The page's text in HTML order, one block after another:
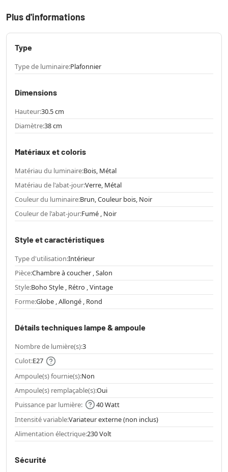
Plus d'informations
Type
Type de luminaire:Plafonnier
Dimensions
Hauteur:30.5 cm
Diamètre:38 cm
Matériaux et coloris
Matériau du luminaire:Bois, Métal
Matériau de l'abat-jour:Verre, Métal
Couleur du luminaire:Brun, Couleur bois, Noir
Couleur de l'abat-jour:Fumé , Noir
Style et caractéristiques
Type d'utilisation:Intérieur
Pièce:Chambre à coucher , Salon
Style:Boho Style , Rétro , Vintage
Forme:Globe , Allongé , Rond
Détails techniques lampe & ampoule
Nombre de lumière(s):3
Culot:E27
Ampoule(s) fournie(s):Non
Ampoule(s) remplaçable(s):Oui
Puissance par lumière:
40 Watt
Intensité variable:Variateur externe (non inclus)
Alimentation électrique:230 Volt
Sécurité